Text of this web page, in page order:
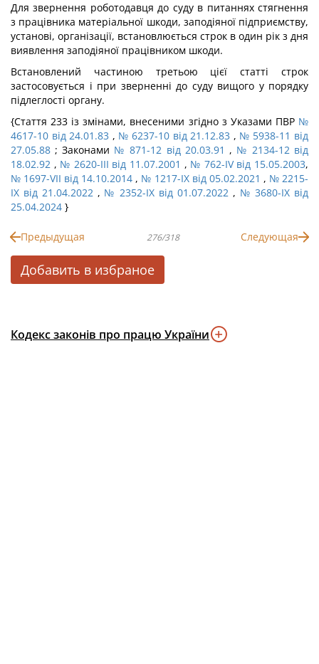
Для звернення роботодавця до суду в питаннях стягнення
з працівника матеріальної шкоди, заподіяної підприємству,
установі, організації, встановлюється строк в один рік з дня
виявлення заподіяної працівником шкоди.
Встановлений частиною третьою цієї статті строк
застосовується і при зверненні до суду вищого у порядку
підлеглості органу.
{Стаття 233 із змінами, внесеними згідно з Указами ПВР №
4617-10 від 24.01.83 , № 6237-10 від 21.12.83 , № 5938-11 від
27.05.88 ; Законами № 871-12 від 20.03.91 , № 2134-12 від
18.02.92 , № 2620-III від 11.07.2001 , № 762-IV від 15.05.2003,
№ 1697-VII від 14.10.2014 , № 1217-IX від 05.02.2021 , № 2215-
IX від 21.04.2022, № 2352-IX від 01.07.2022, № 3680-IX від
25.04.2024 }
Предыдущая 276/318 Следующая
Добавить в избраное
Кодекс законів про працю України